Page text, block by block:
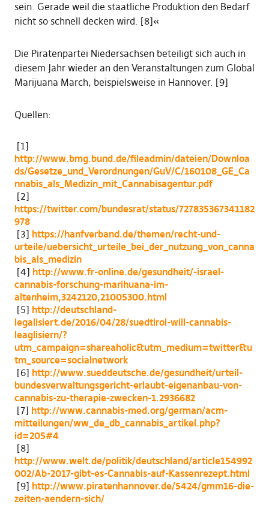
sein. Gerade weil die staatliche Produktion den Bedarf
nicht so schnell decken wird. [8]«
Die Piratenpartei Niedersachsen beteiligt sich auch in
diesem Jahr wieder an den Veranstaltungen zum Global
Marijuana March, beispielsweise in Hannover. [9]
Quellen:
[1]
http://www.bmg.bund.de/fileadmin/dateien/Downloa
ds/Gesetze_und_Verordnungen/GuV/C/160108_GE_Ca
nnabis_als_Medizin_mit_Cannabisagentur.pdf
[2]
https://twitter.com/bundesrat/status/727835367341182
978
[3] https://hanfverband.de/themen/recht-und-
urteile/uebersicht_urteile_bei_der_nutzung_von_canna
bis_als_medizin
[4] http://www.fr-online.de/gesundheit/-israel-
cannabis-forschung-marihuana-im-
altenheim,3242120,21005300.html
[5] http://deutschland-
legalisiert.de/2016/04/28/suedtirol-will-cannabis-
leaglisiern/?
utm_campaign=shareaholic&utm_medium=twitter&u
tm_source=socialnetwork
[6] http://www.sueddeutsche.de/gesundheit/urteil-
bundesverwaltungsgericht-erlaubt-eigenanbau-von-
cannabis-zu-therapie-zwecken-1.2936682
[7] http://www.cannabis-med.org/german/acm-
mitteilungen/ww_de_db_cannabis_artikel.php?
id=205#4
[8]
http://www.welt.de/politik/deutschland/article154992
002/Ab-2017-gibt-es-Cannabis-auf-Kassenrezept.html
[9] http://www.piratenhannover.de/5424/gmm16-die-
zeiten-aendern-sich/